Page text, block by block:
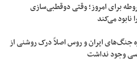
برای امروز؛ وقتی دوقطبی‌سازی
نابود می‌کند
جنگ‌های ایران و روس اصلاً درک روشنی از
وجود نداشت